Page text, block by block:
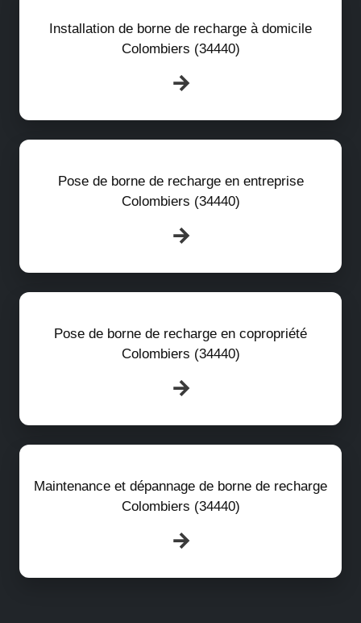
Installation de borne de recharge à domicile
Colombiers (34440)
Pose de borne de recharge en entreprise
Colombiers (34440)
Pose de borne de recharge en copropriété
Colombiers (34440)
Maintenance et dépannage de borne de recharge
Colombiers (34440)